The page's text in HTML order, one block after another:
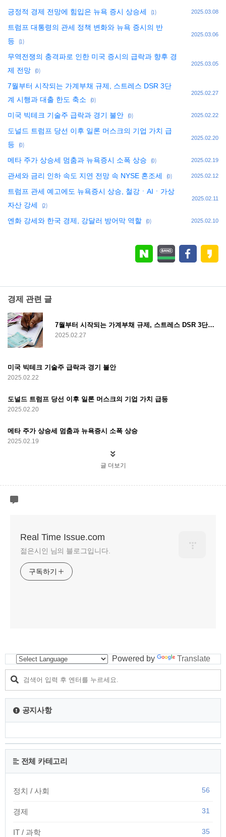
긍정적 경제 전망에 힘입은 뉴욕 증시 상승세 (1) 2025.03.08
트럼프 대통령의 관세 정책 변화와 뉴욕 증시의 반
등
(1)
2025.03.06
무역전쟁의 충격파로 인한 미국 증시의 급락과 향후 경
제 전망 (0)
2025.03.05
7월부터 시작되는 가계부채 규제, 스트레스 DSR 3단
계 시행과 대출 한도 축소
(0)
2025.02.27
미국 빅테크 기술주 급락과 경기 불안 (0) 2025.02.22
도널드 트럼프 당선 이후 일론 머스크의 기업 가치 급
등
(0)
2025.02.20
메타 주가 상승세 멈춤과 뉴욕증시 소폭 상승 (0) 2025.02.19
관세와 금리 인하 속도 지연 전망 속 NYSE 혼조세 (0) 2025.02.12
트럼프 관세 예고에도 뉴욕증시 상승, 철강ㆍAIㆍ가상
자산 강세
(2)
2025.02.11
엔화 강세와 한국 경제, 강달러 방어막 역할 (0) 2025.02.10
경제 관련 글
7월부터 시작되는 가계부채 규제, 스트레스 DSR 3단계 시행과 대출 한도 축소
2025.02.27
미국 빅테크 기술주 급락과 경기 불안
2025.02.22
도널드 트럼프 당선 이후 일론 머스크의 기업 가치 급등
2025.02.20
메타 주가 상승세 멈춤과 뉴욕증시 소폭 상승
2025.02.19
글 더보기
Real Time Issue.com
젊은시인 님의 블로그입니다.
구독하기
Powered by Translate
공지사항
전체 카테고리
정치 / 사회 56
경제 31
IT / 과학 35